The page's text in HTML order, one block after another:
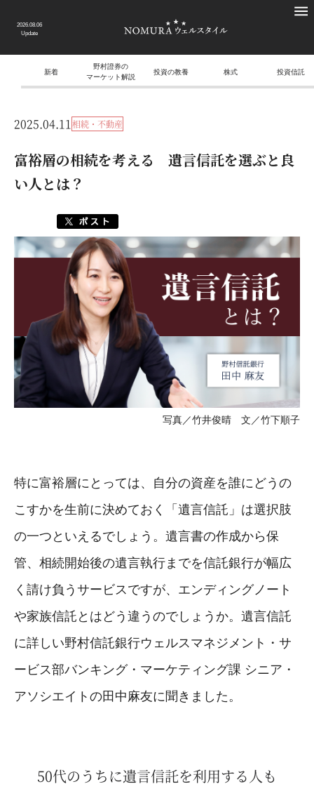
2026.08.06
Update
新着
野村證券の
マーケット解説
投資の教養 株式 投資信託
2025.04.11相続・不動産
富裕層の相続を考える 遺言信託を選ぶと良
い人とは？
写真／竹井俊晴 文／竹下順子
特に富裕層にとっては、自分の資産を誰にどうの
こすかを生前に決めておく「遺言信託」は選択肢
の一つといえるでしょう。遺言書の作成から保
管、相続開始後の遺言執行までを信託銀行が幅広
く請け負うサービスですが、エンディングノート
や家族信託とはどう違うのでしょうか。遺言信託
に詳しい野村信託銀行ウェルスマネジメント・サ
ービス部バンキング・マーケティング課 シニア・
アソシエイトの田中麻友に聞きました。
50代のうちに遺言信託を利用する人も